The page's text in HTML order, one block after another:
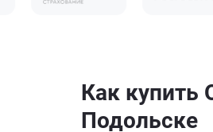
Как купить
Подольске